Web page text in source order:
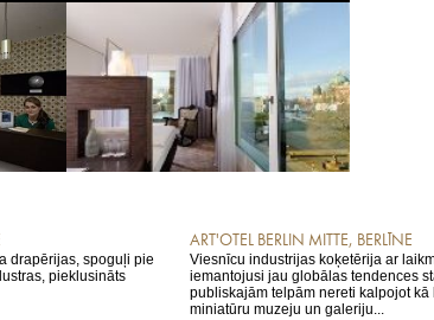
drapērijas, spoguļi pie
pieklusināts
ART'OTEL BERLIN MITTE, BERLĪNE
Viesnīcu industrijas koķetērija ar
iemantojusi jau globālas tendences
publiskajām telpām nereti kalpojot kā
miniatūru muzeju un galeriju...